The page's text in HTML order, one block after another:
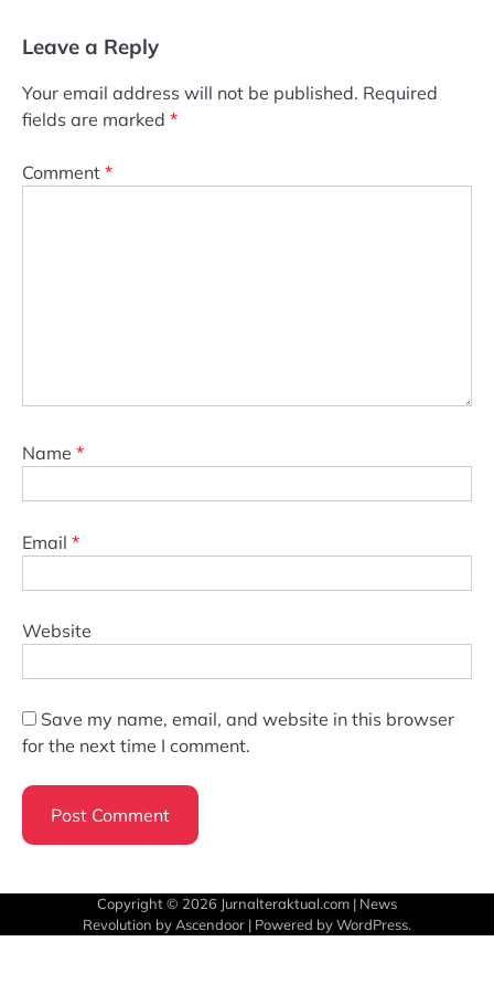
Leave a Reply
Your email address will not be published. Required
fields are marked *
Comment *
Name *
Email *
Website
Save my name, email, and website in this browser
for the next time I comment.
Copyright © 2026 Jurnalteraktual.com | News
Revolution by Ascendoor | Powered byWordPress.